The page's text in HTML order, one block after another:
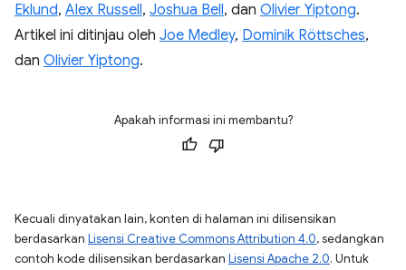
Eklund, Alex Russell, Joshua Bell, dan Olivier Yiptong.
Artikel ini ditinjau oleh Joe Medley, Dominik Röttsches,
dan Olivier Yiptong.
Apakah informasi ini membantu?
Kecuali dinyatakan lain, konten di halaman ini dilisensikan
berdasarkan Lisensi Creative Commons Attribution 4.0, sedangkan
contoh kode dilisensikan berdasarkan Lisensi Apache 2.0. Untuk